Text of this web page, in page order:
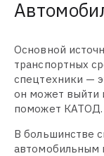
Основной
транспортных
спецтехники —
он может выйти
поможет КАТОД.
В большинстве
автомобильным